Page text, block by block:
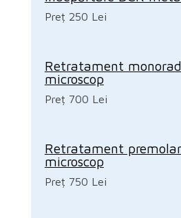
Preț 250 Lei
Retratament
microscop
Preț 700 Lei
Retratament
microscop
Preț 750 Lei